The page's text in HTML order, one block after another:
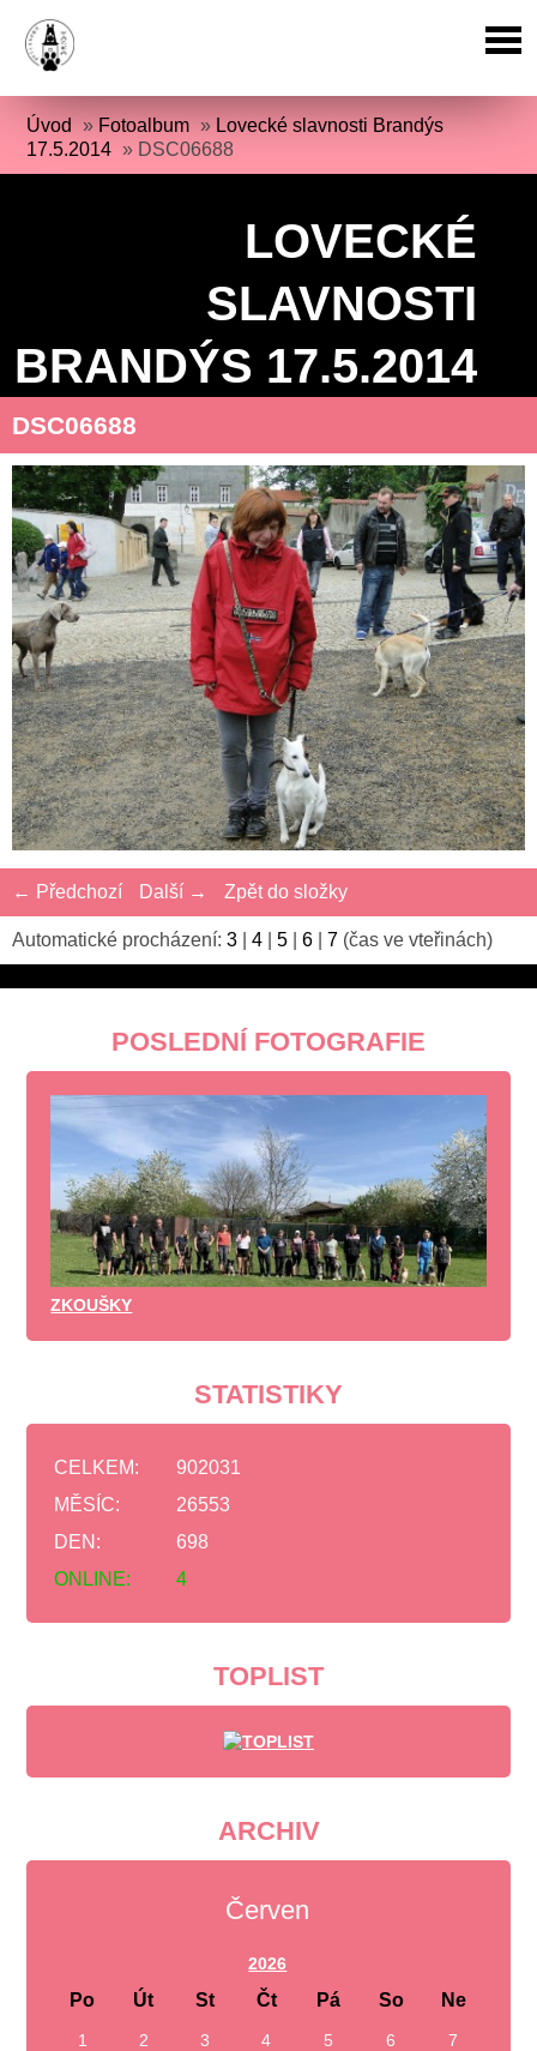
Úvod » Fotoalbum » Lovecké slavnosti Brandýs
17.5.2014 » DSC06688
LOVECKÉ
SLAVNOSTI
BRANDÝS 17.5.2014
DSC06688
← Předchozí Další → Zpět do složky
Automatické procházení: 3 4 5 6 7 (čas ve vteřinách)
POSLEDNÍ FOTOGRAFIE
ZKOUŠKY
STATISTIKY
ONLINE: 4
CELKEM:
902031
MĚSÍC:
26553
DEN:
698
TOPLIST
ARCHIV
Červen
2026
Po Út St Čt Pá So Ne
1 2 3 4 5 6 7